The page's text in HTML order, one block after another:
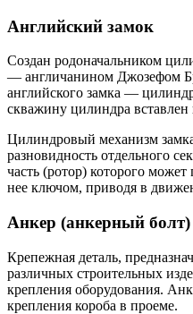
Английский замок
Создан родоначальником
— англичанином Джозефом
английского замка —
скважину цилиндра
Цилиндровый механизм
разновидность отдельного
часть (ротор) которого
нее ключом, приводя в
Анкер (анкерный болт)
Крепежная деталь,
различных строительных
крепления оборудования.
крепления короба в проеме.